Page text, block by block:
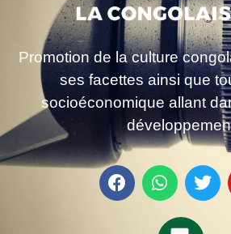
Promotion de la culture
ses facettes ainsi que
socioéconomique allant